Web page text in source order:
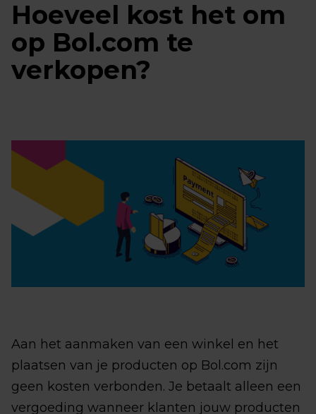
Hoeveel kost het om
op Bol.com te
verkopen?
Aan het aanmaken van een winkel en het
plaatsen van je producten op Bol.com zijn
geen kosten verbonden. Je betaalt alleen een
vergoeding wanneer klanten jouw producten